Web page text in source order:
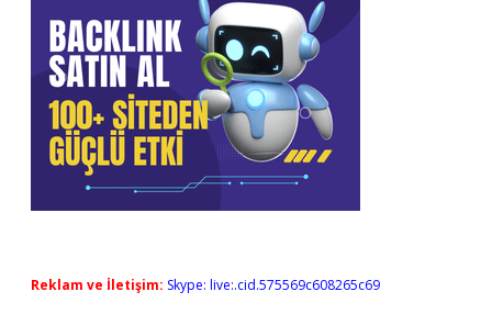
Reklam ve İletişim: Skype: live:.cid.575569c608265c69